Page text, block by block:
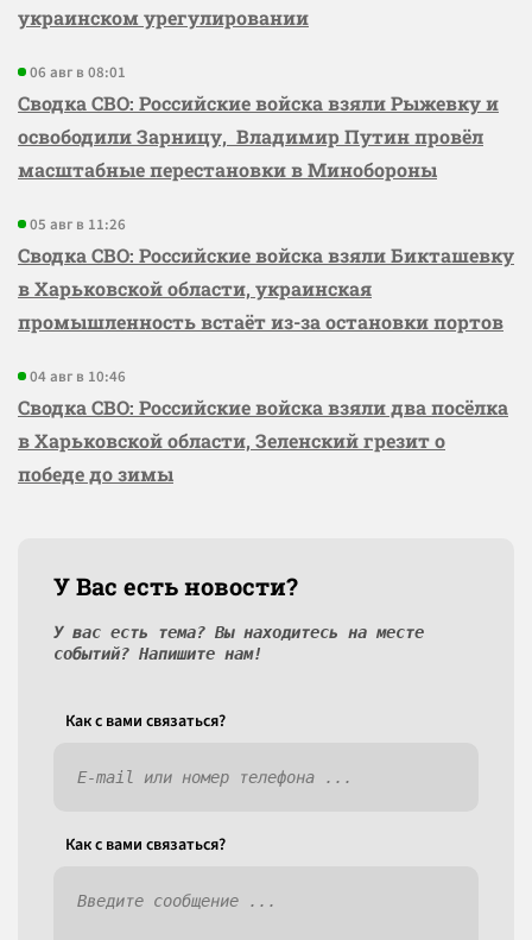
украинском урегулировании
06 авг в 08:01
Сводка СВО: Российские войска взяли Рыжевку и
освободили Зарницу, Владимир Путин провёл
масштабные перестановки в Минобороны
05 авг в 11:26
Сводка СВО: Российские войска взяли Бикташевку
в Харьковской области, украинская
промышленность встаёт из-за остановки портов
04 авг в 10:46
Сводка СВО: Российские войска взяли два посёлка
в Харьковской области, Зеленский грезит о
победе до зимы
У Вас есть новости?
У вас есть тема? Вы находитесь на месте
событий? Напишите нам!
Как c вами связаться?
Как c вами связаться?